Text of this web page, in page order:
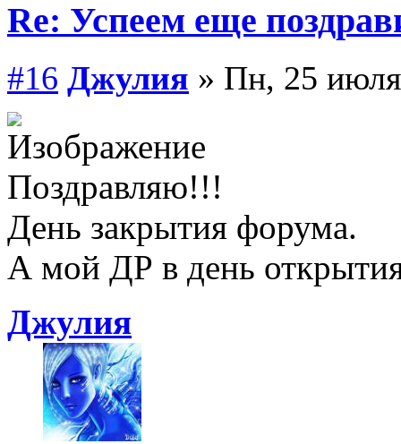
Re: Успеем еще
#16 Джулия » Пн, 25
Поздравляю!!!
День закрытия форума.
А мой ДР в день
Джулия